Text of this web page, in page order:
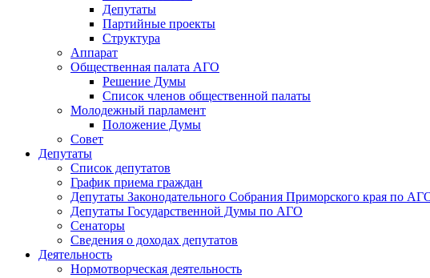
Депутаты
Партийные проекты
Структура
Аппарат
Общественная палата АГО
Решение Думы
Список членов общественной палаты
Молодежный парламент
Положение Думы
Совет
Депутаты
Список депутатов
График приема граждан
Депутаты Законодательного Собрания Приморского края по
Депутаты Государственной Думы по АГО
Сенаторы
Сведения о доходах депутатов
Деятельность
Нормотворческая деятельность